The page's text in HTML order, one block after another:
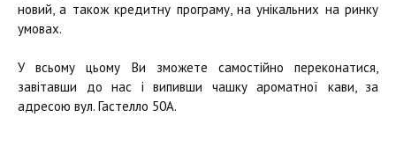
новий, а також кредитну програму, на унікальних на ринку
умовах.
У всьому цьому Ви зможете самостійно переконатися,
завітавши до нас і випивши чашку ароматної кави, за
адресою вул. Гастелло 50А.